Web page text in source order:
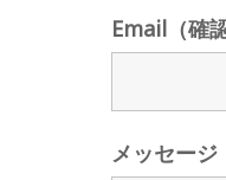
Email（確
メッセージ